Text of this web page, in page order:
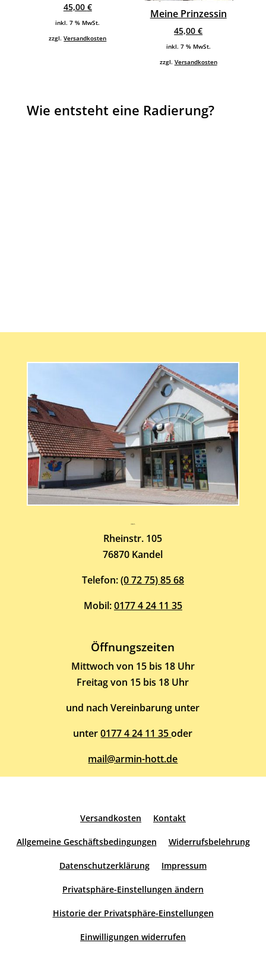
45,00 €
inkl. 7 % MwSt.
zzgl.Versandkosten
Meine Prinzessin
45,00€
inkl. 7 % MwSt.
zzgl. Versandkosten
Wie entsteht eine Radierung?
Rheinstr. 105
76870 Kandel
Telefon:(0 72 75) 85 68
Mobil:0177 4 24 11 35
Öffnungszeiten
Mittwoch von 15 bis 18 Uhr
Freitag von 15 bis 18 Uhr
und nach Vereinbarung unter
unter0177 4 24 11 35oder
mail@armin-hott.de
Versandkosten Kontakt
Allgemeine Geschäftsbedingungen Widerrufsbelehrung
Datenschutzerklärung Impressum
Privatsphäre-Einstellungen ändern
Historie der Privatsphäre-Einstellungen
Einwilligungen widerrufen